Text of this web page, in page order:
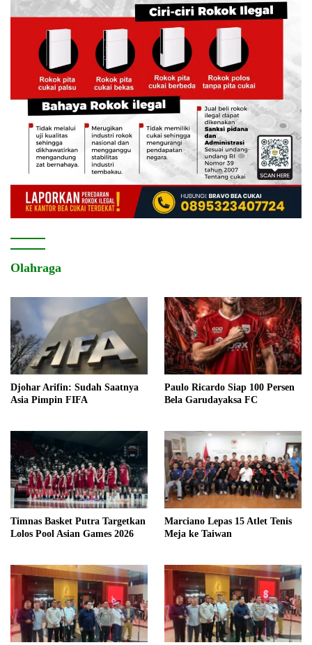
Olahraga
Djohar Arifin: Sudah Saatnya
Asia Pimpin FIFA
Paulo Ricardo Siap 100 Persen
Bela Garudayaksa FC
Timnas Basket Putra Targetkan
Lolos Pool Asian Games 2026
Marciano Lepas 15 Atlet Tenis
Meja ke Taiwan